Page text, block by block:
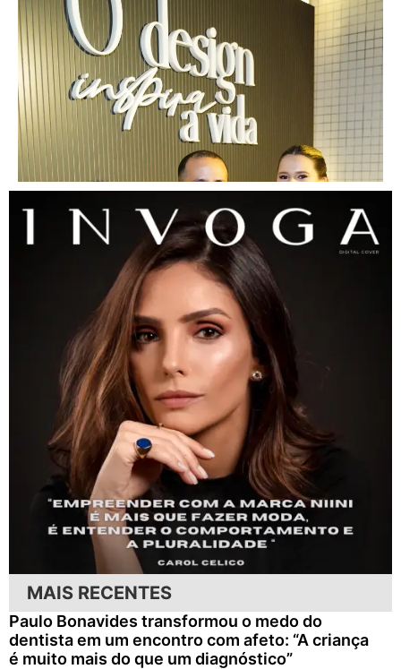
MAIS RECENTES
Paulo Bonavides transformou o medo do
dentista em um encontro com afeto: “A criança
é muito mais do que um diagnóstico”